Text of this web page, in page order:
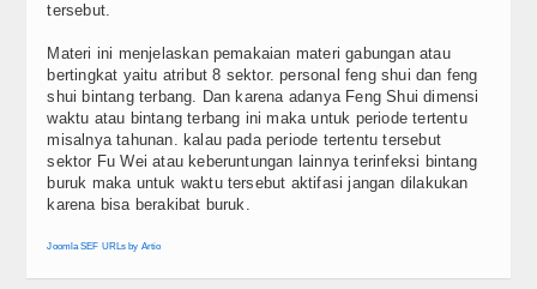
tersebut.
Materi ini menjelaskan pemakaian materi gabungan atau
bertingkat yaitu atribut 8 sektor. personal feng shui dan feng
shui bintang terbang. Dan karena adanya Feng Shui dimensi
waktu atau bintang terbang ini maka untuk periode tertentu
misalnya tahunan. kalau pada periode tertentu tersebut
sektor Fu Wei atau keberuntungan lainnya terinfeksi bintang
buruk maka untuk waktu tersebut aktifasi jangan dilakukan
karena bisa berakibat buruk.
Joomla SEF URLs by Artio